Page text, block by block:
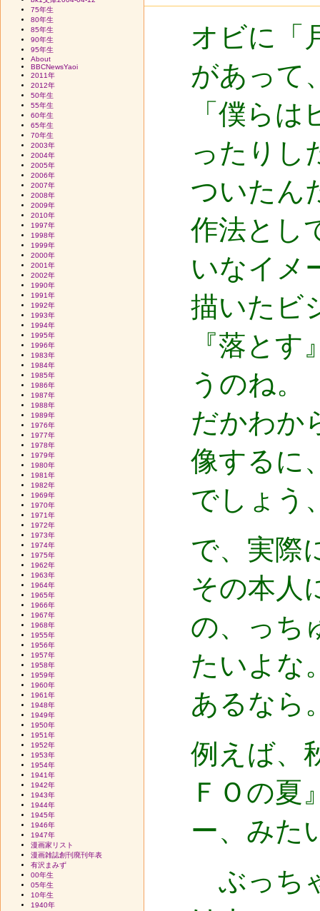
オビに「
があって
「僕ら
ったり
ついたん
作法とし
いなイメ
描いたビ
『落と
うのね
だかわか
像するに
でしょう
で、実際
その本人
の、っち
たいよな
あるなら
例えば、
ＦＯの夏
ー、みた
ぶっち
75年生
80年生
85年生
90年生
95年生
About
BBCNewsYaoi
2011年
2012年
50年生
55年生
60年生
65年生
70年生
2003年
2004年
2005年
2006年
2007年
2008年
2009年
2010年
1997年
1998年
1999年
2000年
2001年
2002年
1990年
1991年
1992年
1993年
1994年
1995年
1996年
1983年
1984年
1985年
1986年
1987年
1988年
1989年
1976年
1977年
1978年
1979年
1980年
1981年
1982年
1969年
1970年
1971年
1972年
1973年
1974年
1975年
1962年
1963年
1964年
1965年
1966年
1967年
1968年
1955年
1956年
1957年
1958年
1959年
1960年
1961年
1948年
1949年
1950年
1951年
1952年
1953年
1954年
1941年
1942年
1943年
1944年
1945年
1946年
1947年
漫画家リスト
漫画雑誌創刊廃刊年表
有沢まみず
00年生
05年生
10年生
1940年